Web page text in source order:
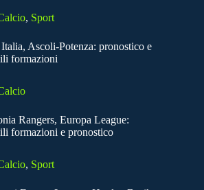
, Sport
Ascoli-Potenza: pronostico e
formazioni
Rangers, Europa League:
formazioni e pronostico
, Sport